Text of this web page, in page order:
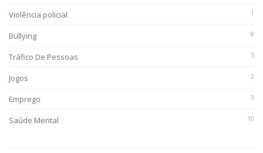
Violência policial 1
Bullying 8
Tráfico De Pessoas 5
Jogos 2
Emprego 5
Saúde Mental 10